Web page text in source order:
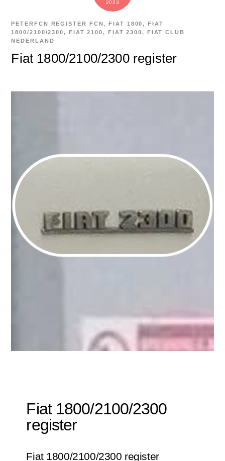
2023
Fiat 1800/2100/2300 register
PETERFCN REGISTER FCN,FIAT 1800,FIAT
1800/2100/2300, FIAT 2100, FIAT 2300, FIAT CLUB
NEDERLAND
Fiat 1800/2100/2300
register
Fiat 1800/2100/2300 register